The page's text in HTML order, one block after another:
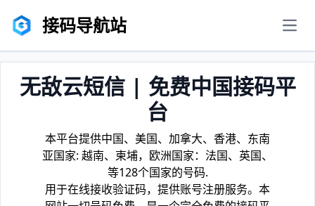
接码导航站
无敌云短信 | 免费中国接码平
台
本平台提供中国、美国、加拿大、香港、东南
亚国家: 越南、柬埔，欧洲国家：法国、英国、
等128个国家的号码.
用于在线接收验证码，提供账号注册服务。本